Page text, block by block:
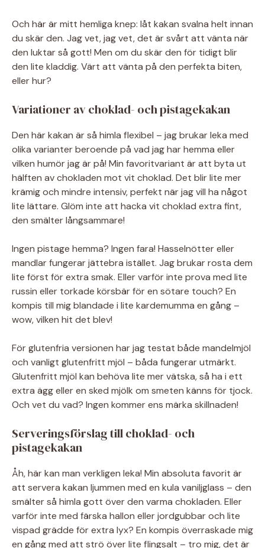
Och här är mitt hemliga knep: låt kakan svalna helt innan
du skär den. Jag vet, jag vet, det är svårt att vänta när
den luktar så gott! Men om du skär den för tidigt blir
den lite kladdig. Värt att vänta på den perfekta biten,
eller hur?
Variationer av choklad- och pistagekakan
Den här kakan är så himla flexibel – jag brukar leka med
olika varianter beroende på vad jag har hemma eller
vilken humör jag är på! Min favoritvariant är att byta ut
hälften av chokladen mot vit choklad. Det blir lite mer
krämig och mindre intensiv, perfekt när jag vill ha något
lite lättare. Glöm inte att hacka vit choklad extra fint,
den smälter långsammare!
Ingen pistage hemma? Ingen fara! Hasselnötter eller
mandlar fungerar jättebra istället. Jag brukar rosta dem
lite först för extra smak. Eller varför inte prova med lite
russin eller torkade körsbär för en sötare touch? En
kompis till mig blandade i lite kardemumma en gång –
wow, vilken hit det blev!
För glutenfria versionen har jag testat både mandelmjöl
och vanligt glutenfritt mjöl – båda fungerar utmärkt.
Glutenfritt mjöl kan behöva lite mer vätska, så ha i ett
extra ägg eller en sked mjölk om smeten känns för tjock.
Och vet du vad? Ingen kommer ens märka skillnaden!
Serveringsförslag till choklad- och
pistagekakan
Åh, här kan man verkligen leka! Min absoluta favorit är
att servera kakan ljummen med en kula vaniljglass – den
smälter så himla gott över den varma chokladen. Eller
varför inte med färska hallon eller jordgubbar och lite
vispad grädde för extra lyx? En kompis överraskade mig
en gång med att strö över lite flingsalt – tro mig, det är